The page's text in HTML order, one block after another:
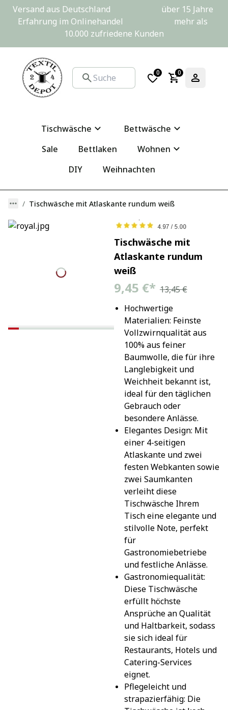
Versand aus Deutschland                         über 15 Jahre
Erfahrung im Onlinehandel                         mehr als
10.000 zufriedene Kunden
0 0
Tischwäsche
Bettwäsche
Sale
Bettlaken
Wohnen
DIY
Weihnachten
Tischwäsche mit Atlaskante rundum weiß
Tischwäsche mit
Atlaskante rundum
weiß
9,45 €* 13,45 €
Hochwertige
Materialien: Feinste
Vollzwirnqualität aus
100% aus feiner
Baumwolle, die für ihre
Langlebigkeit und
Weichheit bekannt ist,
ideal für den täglichen
Gebrauch oder
besondere Anlässe.
Elegantes Design: Mit
einer 4-seitigen
Atlaskante und zwei
festen Webkanten sowie
zwei Saumkanten
verleiht diese
Tischwäsche Ihrem
Tisch eine elegante und
stilvolle Note, perfekt
für
Gastronomiebetriebe
und festliche Anlässe.
Gastronomiequalität:
Diese Tischwäsche
erfüllt höchste
Ansprüche an Qualität
und Haltbarkeit, sodass
sie sich ideal für
Restaurants, Hotels und
Catering-Services
eignet.
Pflegeleicht und
strapazierfähig: Die